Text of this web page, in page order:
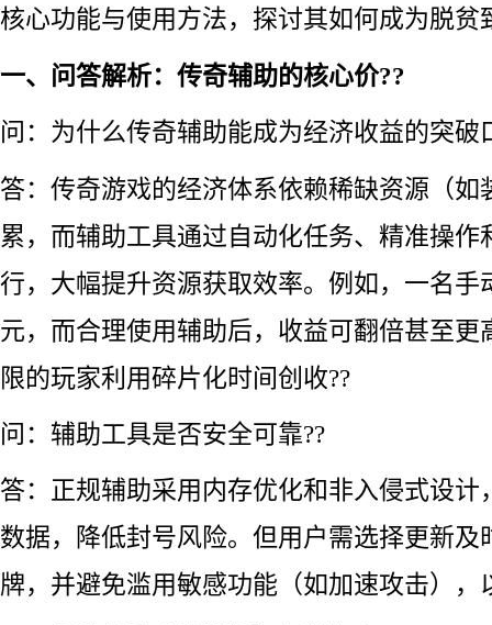
核心功能与使用方法，探讨其如何成为脱贫
一、问答解析：传奇辅助的核心价??
问：为什么传奇辅助能成为经济收益的突破
答：传奇游戏的经济体系依赖稀缺资源（如
累，而辅助工具通过自动化任务、精准操作
行，大幅提升资源获取效率。例如，一名手
元，而合理使用辅助后，收益可翻倍甚至更
限的玩家利用碎片化时间创收??
问：辅助工具是否安全可靠??
答：正规辅助采用内存优化和非入侵式设计
数据，降低封号风险。但用户需选择更新及
牌，并避免滥用敏感功能（如加速攻击），